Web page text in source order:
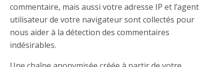
commentaire, mais aussi votre adresse IP et l’agent
utilisateur de votre navigateur sont collectés pour
nous aider à la détection des commentaires
indésirables.